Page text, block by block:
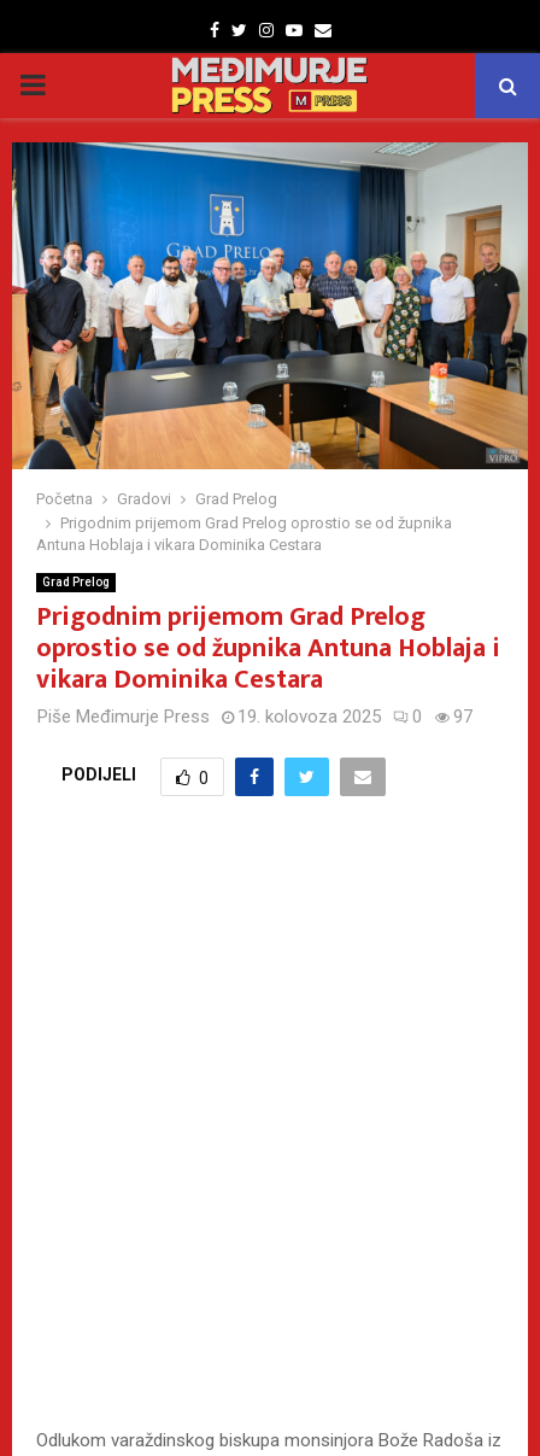
Facebook
TwitterInstagram
Youtube
Email
PRIMARY
MENU
Početna Gradovi
Grad Prelog
Prigodnim prijemom Grad Prelog oprostio se od župnika
Antuna Hoblaja i vikara Dominika Cestara
Grad Prelog
Prigodnim prijemom Grad Prelog
oprostio se od župnika Antuna Hoblaja i
vikara Dominika Cestara
Piše Međimurje Press 19. kolovoza 2025 0 97
PODIJELI 0
Odlukom varaždinskog biskupa monsinjora Bože Radoša iz